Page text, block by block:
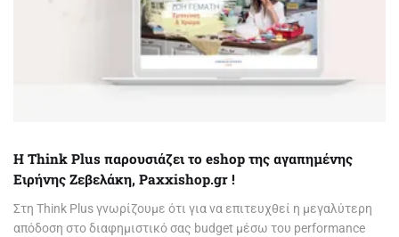
Η Think Plus παρουσιάζει το eshop της αγαπημένης
Ειρήνης Ζεβελάκη, Paxxishop.gr !
Στη Think Plus γνωρίζουμε ότι για να επιτευχθεί η μεγαλύτερη
απόδοση στο διαφημιστικό σας budget μέσω του performance